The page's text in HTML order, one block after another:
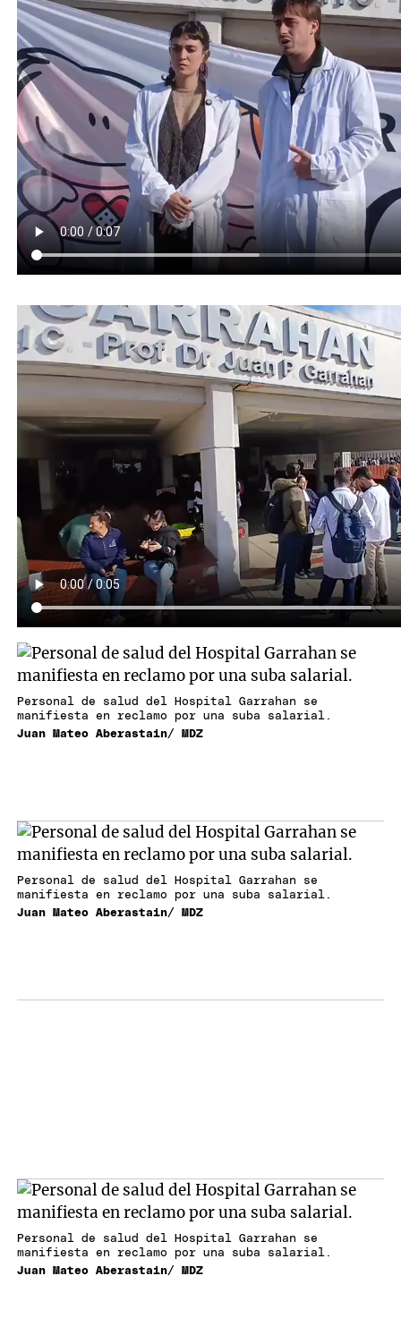
Personal de salud del Hospital Garrahan se
manifiesta en reclamo por una suba salarial.
Juan Mateo Aberastain/ MDZ
Personal de salud del Hospital Garrahan se
manifiesta en reclamo por una suba salarial.
Juan Mateo Aberastain/ MDZ
Personal de salud del Hospital Garrahan se
manifiesta en reclamo por una suba salarial.
Juan Mateo Aberastain/ MDZ